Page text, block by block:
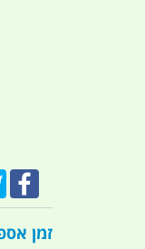
זמן